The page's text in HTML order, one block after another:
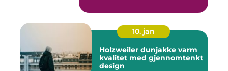
10. jan
Holzweiler dunjakke varm
kvalitet med gjennomtenkt
design